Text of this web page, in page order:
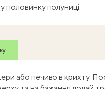
половинку полуниці.
або печиво в крихту.